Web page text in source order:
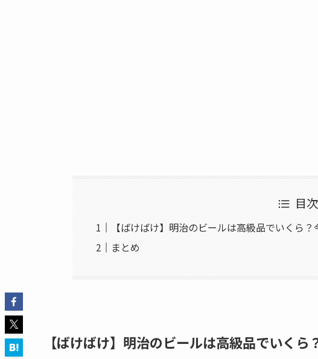
目次
【ばけばけ】明治のビールは高級品でいくら
まとめ
【ばけばけ】明治のビールは高級品でいく